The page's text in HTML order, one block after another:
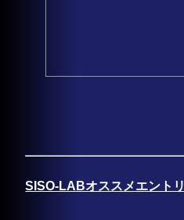
SISO-LABオススメエントリ